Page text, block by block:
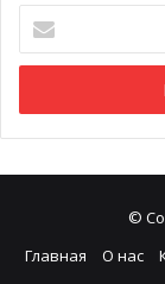
Email
адрес
©
Главная
О нас